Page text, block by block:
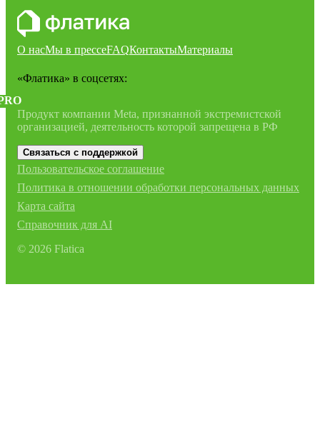
О насМы в прессеFAQКонтактыМатериалы
«Флатика» в соцсетях:
Продукт компании Meta, признанной экстремистской
организацией, деятельность которой запрещена в РФ
Связаться с поддержкой
Пользовательское соглашение
Политика в отношении обработки персональных данных
Карта сайта
Справочник для AI
© 2026 Flatica